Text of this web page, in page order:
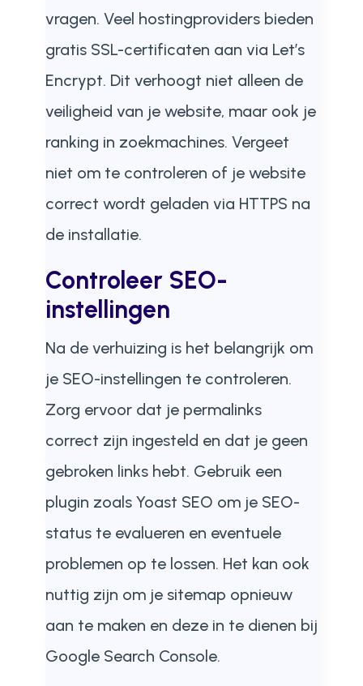
vragen. Veel hostingproviders bieden
gratis SSL-certificaten aan via Let’s
Encrypt. Dit verhoogt niet alleen de
veiligheid van je website, maar ook je
ranking in zoekmachines. Vergeet
niet om te controleren of je website
correct wordt geladen via HTTPS na
de installatie.
Controleer SEO-
instellingen
Na de verhuizing is het belangrijk om
je SEO-instellingen te controleren.
Zorg ervoor dat je permalinks
correct zijn ingesteld en dat je geen
gebroken links hebt. Gebruik een
plugin zoals Yoast SEO om je SEO-
status te evalueren en eventuele
problemen op te lossen. Het kan ook
nuttig zijn om je sitemap opnieuw
aan te maken en deze in te dienen bij
Google Search Console.